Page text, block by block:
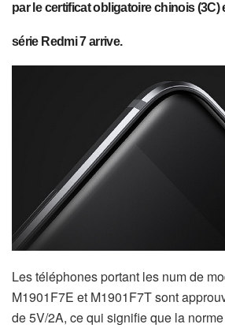
par le certificat obligatoire chinois (3C)
série Redmi 7 arrive.
Les téléphones portant les num de
M1901F7E et M1901F7T sont
de 5V/2A, ce qui signifie que la